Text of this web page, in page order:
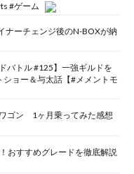
#ゲーム
ナーチェンジ後のN-BOXが納
バトル #125】一強ギルドを
ョー＆与太話【#メメントモ
ゴン 1ヶ月乗ってみた感想
おすすめグレードを徹底解説